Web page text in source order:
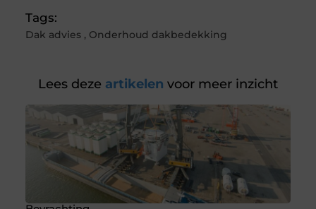
Tags:
Dak advies, Onderhoud dakbedekking
Lees deze artikelen voor meer inzicht